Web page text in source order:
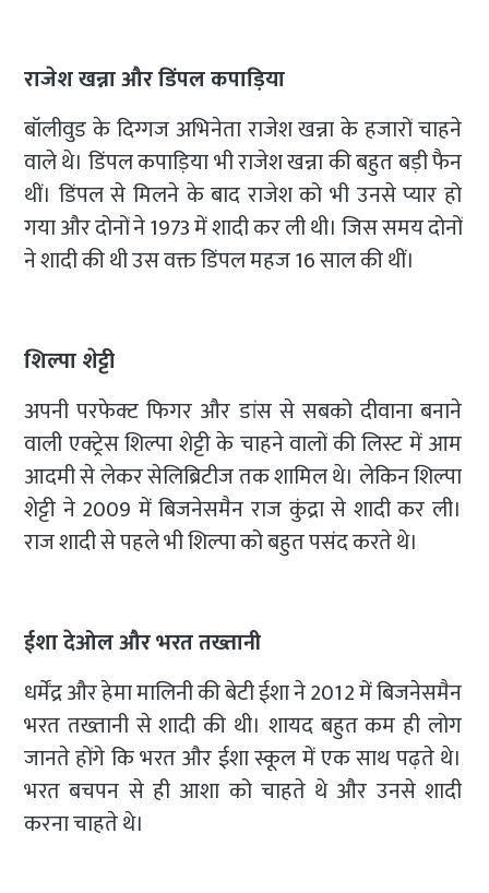
राजेश खन्ना और डिंपल कपाड़िया
बॉलीवुड के दिग्गज अभिनेता राजेश खन्ना के हजारों चाहने
वाले थे। डिंपल कपाड़िया भी राजेश खन्ना की बहुत बड़ी फैन
थीं। डिंपल से मिलने के बाद राजेश को भी उनसे प्यार हो
गया और दोनों ने 1973 में शादी कर ली थी। जिस समय दोनों
ने शादी की थी उस वक्त डिंपल महज 16 साल की थीं।
शिल्पा शेट्टी
अपनी परफेक्ट फिगर और डांस से सबको दीवाना बनाने
वाली एक्ट्रेस शिल्पा शेट्टी के चाहने वालों की लिस्ट में आम
आदमी से लेकर सेलिब्रिटीज तक शामिल थे। लेकिन शिल्पा
शेट्टी ने 2009 में बिजनेसमैन राज कुंद्रा से शादी कर ली।
राज शादी से पहले भी शिल्पा को बहुत पसंद करते थे।
ईशा देओल और भरत तख्तानी
धर्मेंद्र और हेमा मालिनी की बेटी ईशा ने 2012 में बिजनेसमैन
भरत तख्तानी से शादी की थी। शायद बहुत कम ही लोग
जानते होंगे कि भरत और ईशा स्कूल में एक साथ पढ़ते थे।
भरत बचपन से ही आशा को चाहते थे और उनसे शादी
करना चाहते थे।